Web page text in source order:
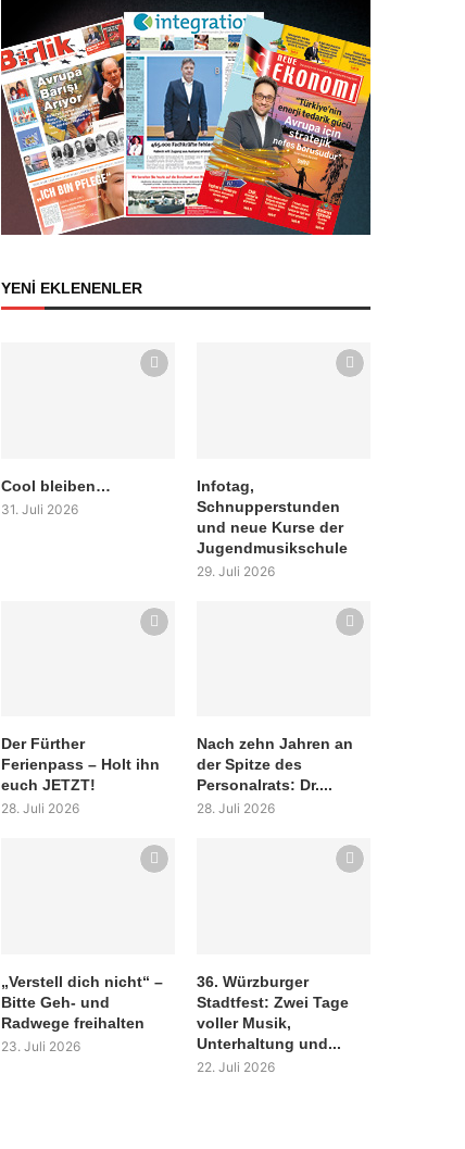
YENİ EKLENENLER
Cool bleiben…
31. Juli 2026
Infotag,
Schnupperstunden
und neue Kurse der
Jugendmusikschule
29. Juli 2026
Der Fürther
Ferienpass – Holt ihn
euch JETZT!
28. Juli 2026
Nach zehn Jahren an
der Spitze des
Personalrats: Dr....
28. Juli 2026
„Verstell dich nicht“ –
Bitte Geh- und
Radwege freihalten
23. Juli 2026
36. Würzburger
Stadtfest: Zwei Tage
voller Musik,
Unterhaltung und...
22. Juli 2026